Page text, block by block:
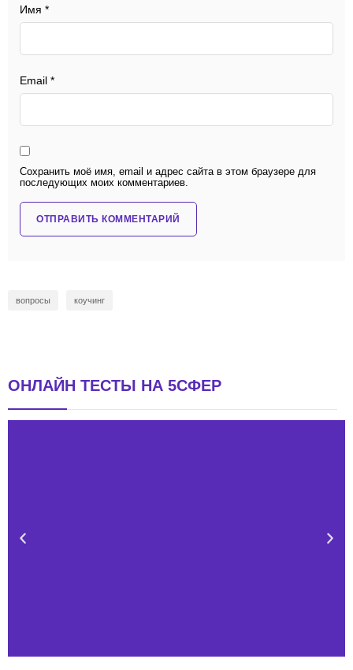
Имя *
Email *
Сохранить моё имя, email и адрес сайта в этом браузере для
последующих моих комментариев.
вопросы коучинг
ОНЛАЙН ТЕСТЫ НА 5СФЕР